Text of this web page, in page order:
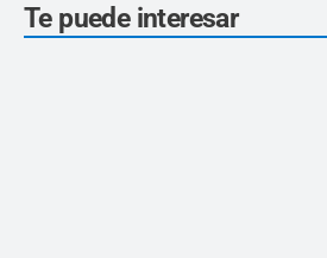
Te puede interesar